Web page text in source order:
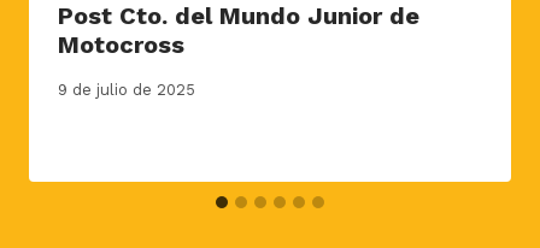
Post Cto. del Mundo Junior de
Motocross
9 de julio de 2025